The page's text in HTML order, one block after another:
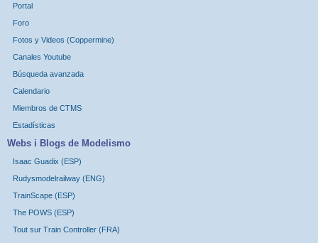
Portal
Foro
Fotos y Videos (Coppermine)
Canales Youtube
Búsqueda avanzada
Calendario
Miembros de CTMS
Estadísticas
Webs i Blogs de Modelismo
Isaac Guadix (ESP)
Rudysmodelrailway (ENG)
TrainScape (ESP)
The POWS (ESP)
Tout sur Train Controller (FRA)